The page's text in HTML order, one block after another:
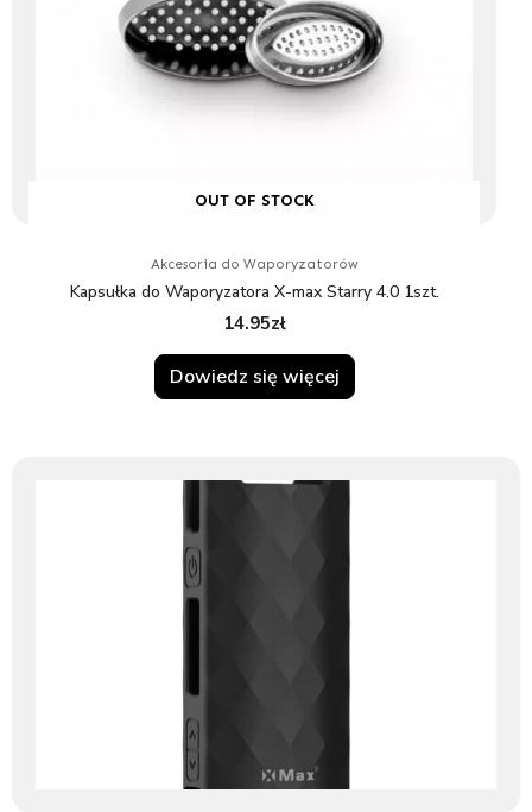
OUT OF STOCK
Akcesoria do Waporyzatorów
Kapsułka do Waporyzatora X-max Starry 4.0 1szt.
14.95zł
Dowiedz się więcej